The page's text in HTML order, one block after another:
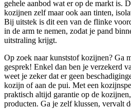
gehele aanbod wat er op de markt is.
kozijnen zelf maar ook aan tinten,
Bij uitstek is dit een van de flinke
in de arm te nemen, zodat je pand
uitstraling krijgt.
Op zoek naar kunststof kozijnen? Ga
gesprek! Enkel dan ben je verzekerd
weet je zeker dat er geen
kozijn of aan de pui. Met een
praktisch altijd garantie op de
producten. Ga je zelf klussen, vervalt